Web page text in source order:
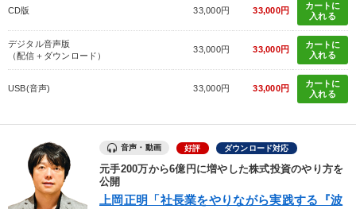
CD版 33,000円 33,000円
カートに
入れる
デジタル音声版
（配信＋ダウンロード）
33,000円 33,000円
カートに
入れる
USB(音声) 33,000円 33,000円
カートに
入れる
音声・動画 好評 ダウンロード対応
元手200万から6億円に増やした株式投資のやり方を
公開
上岡正明「社長業をやりながら実践する『波